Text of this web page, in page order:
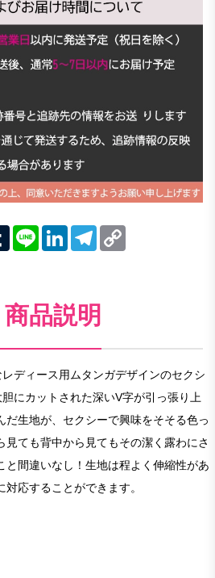
TumblrLine LinkedInTelegram
商品説明
ディース用ムタンガデザインのセクシ
にカットされた深いV字が引っ張り上
だ生地が、セクシーで興味をそそる色っ
見ても背中から見てもその潔く露わにさ
と間違いなし！生地は程よく伸縮性があ
応することができます。